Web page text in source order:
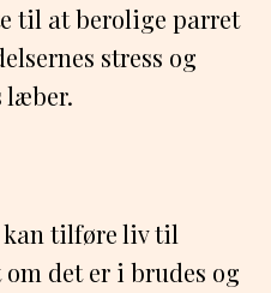
til at berolige parret
stress og
læber.
kan tilføre liv til
det er i brudes og